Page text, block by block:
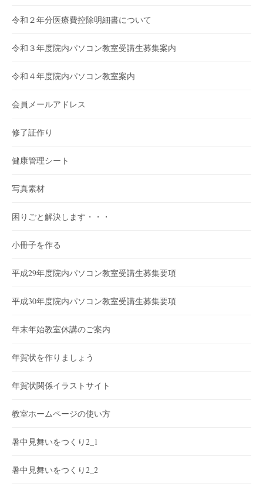
令和２年分医療費控除明細書について
令和３年度院内パソコン教室受講生募集案内
令和４年度院内パソコン教室案内
会員メールアドレス
修了証作り
健康管理シート
写真素材
困りごと解決します・・・
小冊子を作る
平成29年度院内パソコン教室受講生募集要項
平成30年度院内パソコン教室受講生募集要項
年末年始教室休講のご案内
年賀状を作りましょう
年賀状関係イラストサイト
教室ホームページの使い方
暑中見舞いをつくり2_1
暑中見舞いをつくり2_2